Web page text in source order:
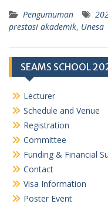
Pengumuman
prestasi akademik, Unesa
SEAMS SCHOOL
Lecturer
Schedule and Venue
Registration
Committee
Funding & Financial
Contact
Visa Information
Poster Event